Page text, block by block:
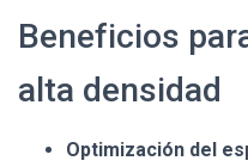
Beneficios
alta densidad
Optimización del